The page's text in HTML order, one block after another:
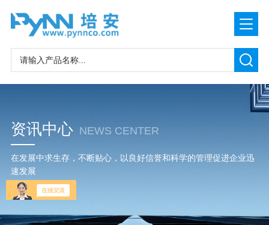
资讯中心 NEWS CENTER
在发展中求生存，不断贴心，以良好信誉和科学的管理促进企业迅
速发展